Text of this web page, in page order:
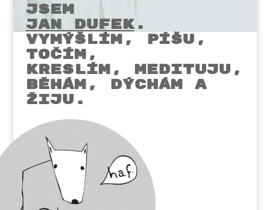
JSEM
JAN DUFEK.
VYMÝŠLÍM, PÍŠU,
točím,
kreslím, MEDITUJU,
BĚHÁM, DÝCHÁM A
ŽIJU.